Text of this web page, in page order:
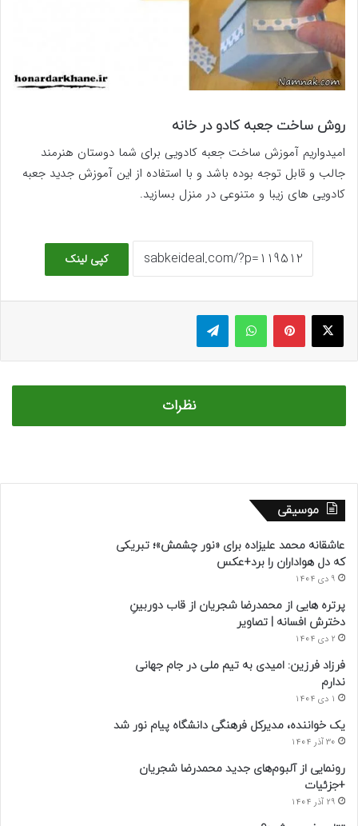
روش ساخت جعبه کادو در خانه
امیدواریم آموزش ساخت جعبه کادویی برای شما دوستان هنرمند
جالب و قابل توجه بوده باشد و با استفاده از این آموزش جدید جعبه
کادویی های زیبا و متنوعی در منزل بسازید.
کپی لینک
ایکس پینتریستواتس آپ تلگرام
نظرات
موسیقی
عاشقانه محمد علیزاده برای «نور چشمش»؛ تبریکی
که دل هواداران را برد+عکس
9 دی 1404
پرتره هایی از محمدرضا شجریان از قاب دوربینِ
دخترش افسانه | تصاویر
2 دی 1404
فرزاد فرزین: امیدی به تیم ملی در جام جهانی
ندارم
1 دی 1404
یک خواننده، مدیرکل فرهنگی دانشگاه پیام نور شد
30 آذر 1404
رونمایی از آلبوم‌های جدید محمدرضا شجریان
+جزئیات
29 آذر 1404